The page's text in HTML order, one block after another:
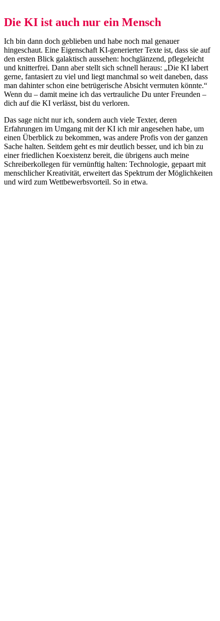
Die KI ist auch nur ein Mensch
Ich bin dann doch geblieben und habe noch mal genauer
hingeschaut. Eine Eigenschaft KI-generierter Texte ist, dass sie auf
den ersten Blick galaktisch aussehen: hochglänzend, pflegeleicht
und knitterfrei. Dann aber stellt sich schnell heraus: „Die KI labert
gerne, fantasiert zu viel und liegt manchmal so weit daneben, dass
man dahinter schon eine betrügerische Absicht vermuten könnte.“
Wenn du – damit meine ich das vertrauliche Du unter Freunden –
dich auf die KI verlässt, bist du verloren.
Das sage nicht nur ich, sondern auch viele Texter, deren
Erfahrungen im Umgang mit der KI ich mir angesehen habe, um
einen Überblick zu bekommen, was andere Profis von der ganzen
Sache halten. Seitdem geht es mir deutlich besser, und ich bin zu
einer friedlichen Koexistenz bereit, die übrigens auch meine
Schreiberkollegen für vernünftig halten: Technologie, gepaart mit
menschlicher Kreativität, erweitert das Spektrum der Möglichkeiten
und wird zum Wettbewerbsvorteil. So in etwa.